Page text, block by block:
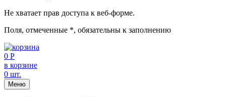
Не хватает прав доступа к веб-форме.
Поля, отмеченные *, обязательны к заполнению
0 Р
в корзине
0 шт.
Меню